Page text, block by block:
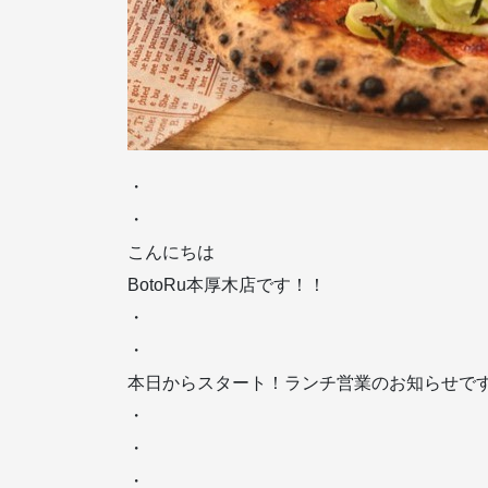
・
・
こんにちは
BotoRu本厚木店です！！
・
・
本日からスタート！ランチ営業のお知らせで
・
・
・